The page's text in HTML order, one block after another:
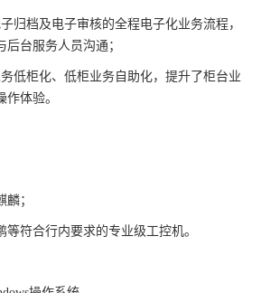
归档及电子审核的全程电子化业务流程，
台服务人员沟通；
务低柜化、低柜业务自助化，提升了柜台业
体验。
；
等符合行内要求的专业级工控机。